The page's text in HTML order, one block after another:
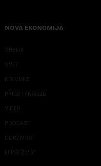
NOVA EKONOMIJA
SRBIJA
SVET
KOLUMNE
PRIČE I ANALIZE
VIDEO
PODCAST
ODRŽIVOST
LEPŠI ŽIVOT